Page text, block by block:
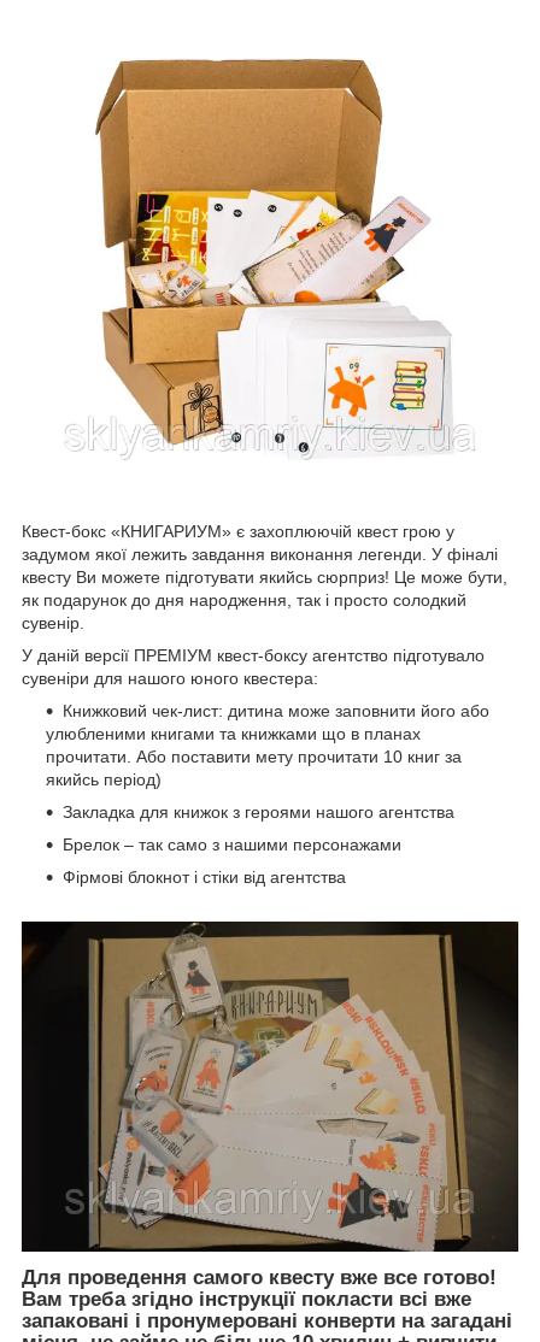
Квест-бокс «КНИГАРИУМ» є захоплюючій квест грою у
задумом якої лежить завдання виконання легенди. У фіналі
квесту Ви можете підготувати якийсь сюрприз! Це може бути,
як подарунок до дня народження, так і просто солодкий
сувенір.
У даній версії ПРЕМІУМ квест-боксу агентство підготувало
сувеніри для нашого юного квестера:
Книжковий чек-лист: дитина може заповнити його або
улюбленими книгами та книжками що в планах
прочитати. Або поставити мету прочитати 10 книг за
якийсь період)
Закладка для книжок з героями нашого агентства
Брелок – так само з нашими персонажами
Фірмові блокнот і стіки від агентства
Для проведення самого квесту вже все готово!
Вам треба згідно інструкції покласти всі вже
запаковані і пронумеровані конверти на загадані